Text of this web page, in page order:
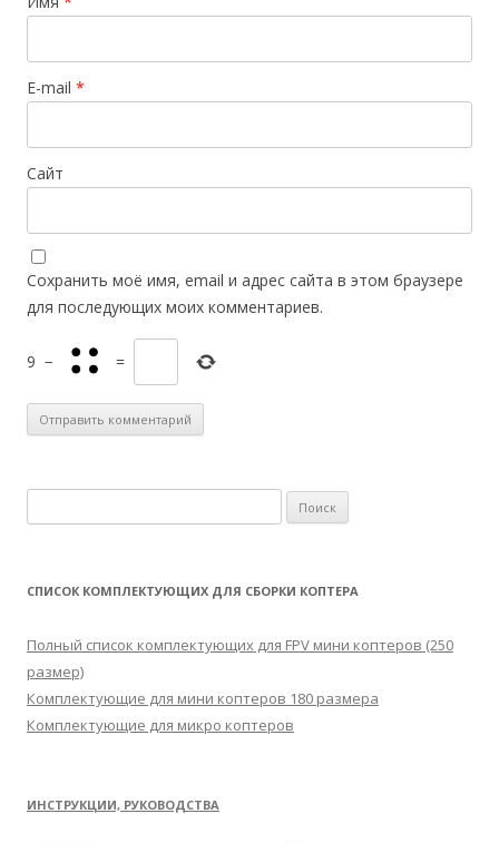
E-mail *
Сайт
Сохранить моё имя, email и адрес сайта в этом браузере
для последующих моих комментариев.
9 − =
а
т
:
СПИСОК КОМПЛЕКТУЮЩИХ ДЛЯ СБОРКИ КОПТЕРА
Полный список комплектующих для FPV мини коптеров (250
размер)
Комплектующие для мини коптеров 180 размера
Комплектующие для микро коптеров
ИНСТРУКЦИИ, РУКОВОДСТВА